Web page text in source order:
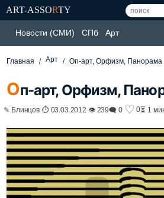
ART-ASSORTY
Новости (СМИ) СПб Арт
Главная Арт Оп-арт, Орфизм, Панорама
Оп-арт, Орфизм,
✎ Блинцов ⏱ 03.03.2012 👁 239🗨 0 ♡ 0⏳ 1